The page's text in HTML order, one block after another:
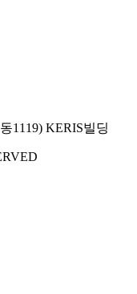
1119) KERIS빌딩